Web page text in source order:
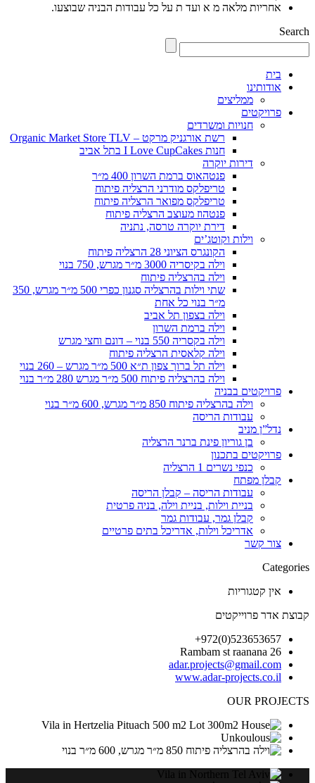
אחריות מלאה מ א ועד ת על כל עבודות הבניה שבוצעו.
Search
בית
אודותינו
ממליצים
פרויקטים
חנויות ומשרדים
רשת אורגניק מרקט – Organic Market Store TLV
חנות I Love CupCakes בתל אביב
דירות יוקרה
פנטהאוס ברמת השרון 400 מ״ר
טריפלקס מודרני הרצליה פיתוח
טריפלקס מפואר הרצליה פיתוח
פנטהוז מעוצב הרצליה פיתוח
דירת יוקרה טרסה, נתניה
וילות וקוטג’ים
הקונגרס הציוני 28 הרצליה פיתוח
וילה בקיסריה 3000 מ״ר מגרש, 750 בנוי
וילה בהרצליה פיתוח
שתי וילות בהרצליה סגנון כפרי 500 מ״ר מגרש, 350
מ״ר בנוי כל אחת
וילה בצפון תל אביב
וילה ברמת השרון
וילה בקסריה 550 בנוי – דונם וחצי מגרש
וילה קלאסית הרצליה פיתוח
וילה תל ברוך צפון ת״א 500 מ״ר מגרש – 260 בנוי
וילה בהרצליה פיתוח 500 מ״ר מגרש 280 מ״ר בנוי
פרויקטים בבניה
וילה בהרצליה פיתוח 850 מ״ר מגרש, 600 מ״ר בנוי
עבודות הריסה
נדל”ן מניב
בן גוריון פינת ברנר הרצליה
פרויקטים בתכנון
כנפי נשרים 1 הרצליה
קבלן מפתח
עבודות הריסה – קבלן הריסה
בניית וילות, בניית וילה, בניה פרטית
קבלן גמר, עבודות גמר
אדריכל וילות, אדריכל בתים פרטיים
צור קשר
Categories
אין קטגוריות
קבוצת אדר פרוייקטים
523653657(0)972+
26 Rambam st raanana
adar.projects@gmail.com
www.adar-projects.co.il
OUR PROJECTS